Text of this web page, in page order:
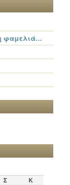
φαμελιά…
Σ Κ